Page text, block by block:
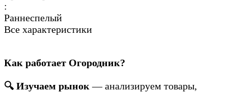
:
Раннеспелый
Все характеристики
Как работает Огородник?
🔍 Изучаем рынок — анализируем товары,